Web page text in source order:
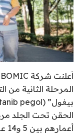
المرحلة الثانية من
الحقن تحت الجلد